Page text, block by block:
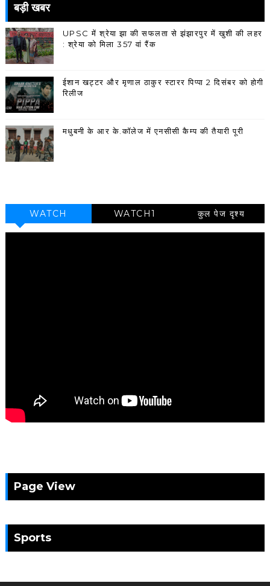
बड़ी खबर
UPSC में श्रेया झा की सफलता से झंझारपुर में खुशी की लहर
: श्रेया को मिला 357 वां रैंक
ईशान खट्टर और मृणाल ठाकुर स्टारर पिप्पा 2 दिसंबर को होगी
रिलीज
मधुबनी के आर के.कॉलेज में एनसीसी कैम्प की तैयारी पूरी
WATCH WATCH1 कुल पेज दृश्य
Page View
Sports